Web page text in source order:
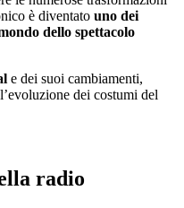
è diventato uno dei
dello spettacolo
e dei suoi cambiamenti,
dei costumi del
radio